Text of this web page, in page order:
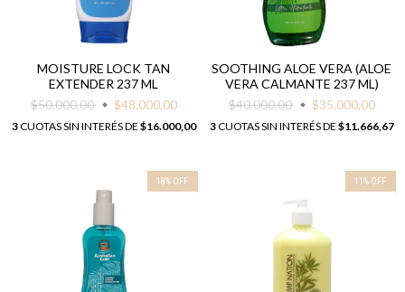
MOISTURE LOCK TAN
EXTENDER 237 ML
$50.000,00
$48.000,00
3CUOTAS SIN INTERÉS DE $16.000,00
SOOTHING ALOE VERA (ALOE
VERA CALMANTE 237 ML)
$40.000,00
$35.000,00
3CUOTAS SIN INTERÉS DE $11.666,67
18% OFF 11 % OFF